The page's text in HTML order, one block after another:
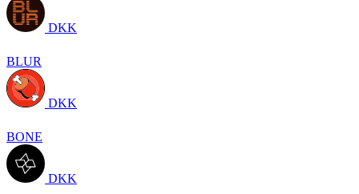
DKK
BLUR
DKK
BONE
DKK